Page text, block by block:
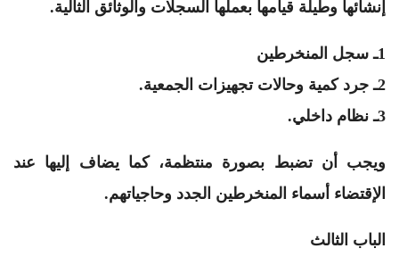
إنشائها وطيلة قيامها بعملها السجلات والوثائق الثالية.
1ـ سجل المنخرطين
2ـ جرد كمية وحالات تجهيزات الجمعية.
3ـ نظام داخلي.
ويجب أن تضبط بصورة منتظمة، كما يضاف إليها عند
الإقتضاء أسماء المنخرطين الجدد وحاجياتهم.
الباب الثالث